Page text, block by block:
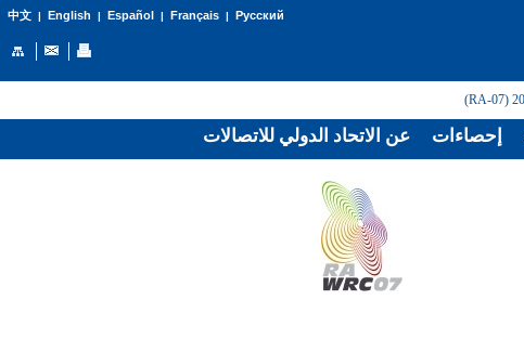
中文| English | Español | Français| Русский
عن الاتحاد الدولي للاتصالات إحصاءات